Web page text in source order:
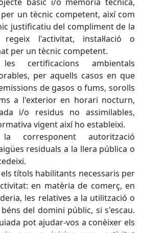
un tècnic competent, així com
justificatiu del compliment de la
l'activitat, instal·lació o
per un tècnic competent.
certificacions ambientals
per aquells casos en que
de gasos o fums, sorolls
a l'exterior en horari nocturn,
i/o residus no assimilables,
vigent així ho estableixi.
corresponent autorització
residuals a la llera pública o
títols habilitants necessaris per
en matèria de comerç, en
les relatives a la utilització o
del domini públic, si s'escau.
pot ajudar-vos a conèixer els